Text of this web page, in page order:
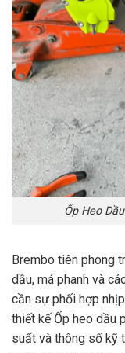
Ốp Heo
Brembo tiên phong
dầu, má phanh và
cần sự phối hợp
thiết kế Ốp heo dầu
suất và thông số kỹ